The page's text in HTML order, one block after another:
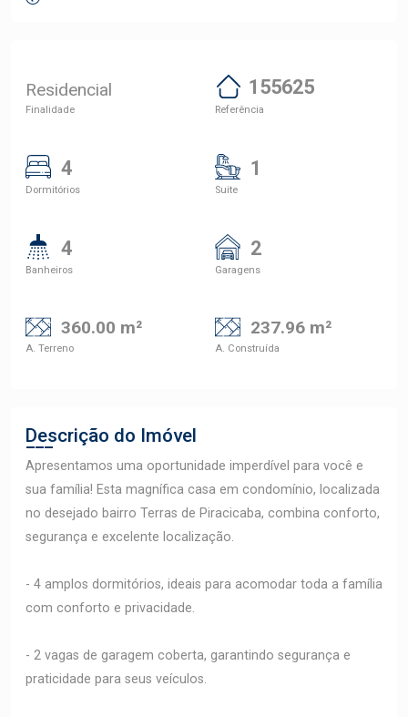
Residencial
Finalidade
155625
Referência
4
Dormitórios
1
Suite
4
Banheiros
2
Garagens
360.00 m²
A. Terreno
237.96 m²
A. Construída
Descrição do Imóvel
Apresentamos uma oportunidade imperdível para você e
sua família! Esta magnífica casa em condomínio, localizada
no desejado bairro Terras de Piracicaba, combina conforto,
segurança e excelente localização.
- 4 amplos dormitórios, ideais para acomodar toda a família
com conforto e privacidade.
- 2 vagas de garagem coberta, garantindo segurança e
praticidade para seus veículos.